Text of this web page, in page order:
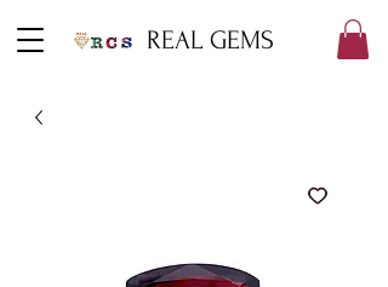
REAL GEMS